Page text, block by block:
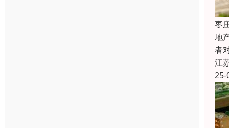
枣
地
者
江
25-